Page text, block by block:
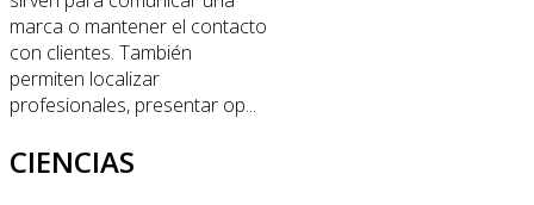
marca o mantener el contacto
con clientes. También
permiten localizar
profesionales, presentar op...
CIENCIAS